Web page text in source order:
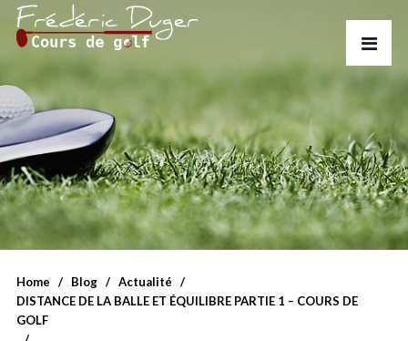
Home Blog
Actualité
DISTANCE DE LA BALLE ET ÉQUILIBRE PARTIE 1 – COURS DE
GOLF